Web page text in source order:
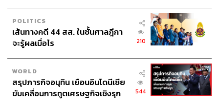
POLITICS
เส้นทางคดี 44 สส. ในชั้นศาลฎีกา
จะรู้ผลเมื่อไร
210
WORLD
สรุปภารกิจอนุทิน เยือนอินโดนีเซีย
ขับเคลื่อนการทูตเศรษฐกิจเชิงรุก
544